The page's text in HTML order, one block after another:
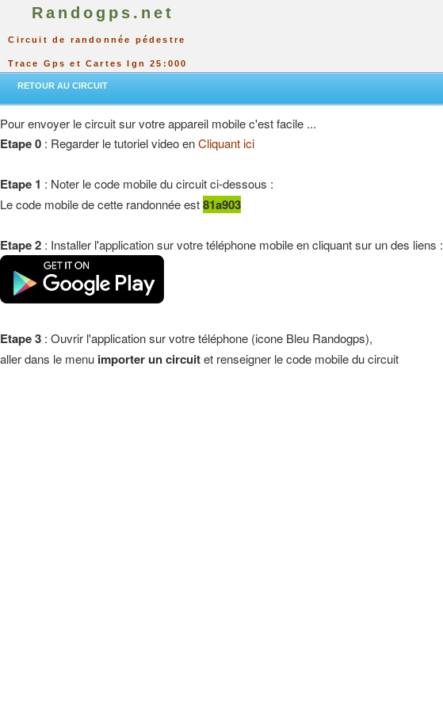
Randogps.net
Circuit de randonnée pédestre
Trace Gps et Cartes Ign 25:000
RETOUR AU CIRCUIT
Pour envoyer le circuit sur votre appareil mobile c'est facile ...
Etape 0 : Regarder le tutoriel video enCliquant ici
Etape 1 : Noter le code mobile du circuit ci-dessous :
Le code mobile de cette randonnée est81a903
Etape 2 : Installer l'application sur votre téléphone mobile en cliquant sur un des liens :
Etape 3 : Ouvrir l'application sur votre téléphone (icone Bleu Randogps),
aller dans le menu importer un circuitet renseigner le code mobile du circuit